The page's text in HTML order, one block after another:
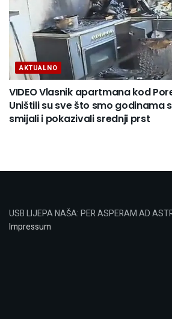
AKTUALNO
VIDEO Vlasnik apartmana kod
Uništili su sve što smo godinama
smijali i pokazivali srednji prst
USB LIJEPA NAŠA: PER ASPERAM AD
Impressum